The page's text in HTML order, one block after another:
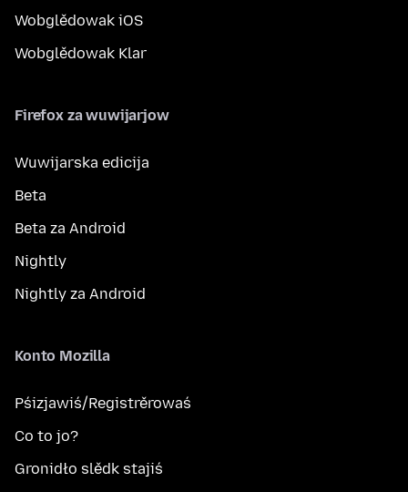
Wobglědowak iOS
Wobglědowak Klar
Firefox za wuwijarjow
Wuwijarska edicija
Beta
Beta za Android
Nightly
Nightly za Android
Konto Mozilla
Pśizjawiś/Registrěrowaś
Co to jo?
Gronidło slědk stajiś